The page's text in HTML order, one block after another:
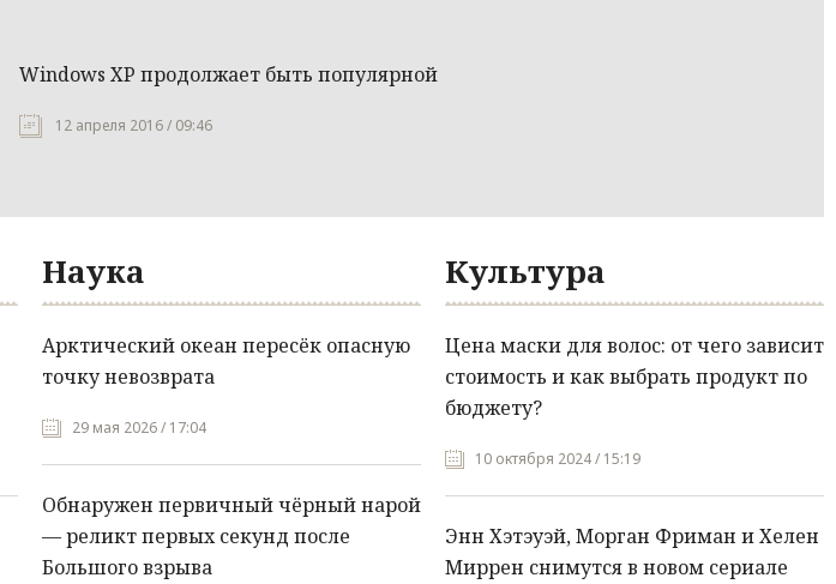
Windows XP продолжает быть популярной
12 апреля 2016 / 09:46
Наука
Арктический океан пересёк опасную
точку невозврата
29 мая 2026 / 17:04
Обнаружен первичный чёрный нарой
— реликт первых секунд после
Большого взрыва
Культура
Цена маски для волос: от чего зависит
стоимость и как выбрать продукт по
бюджету?
10 октября 2024 / 15:19
Энн Хэтэуэй, Морган Фриман и Хелен
Миррен снимутся в новом сериале